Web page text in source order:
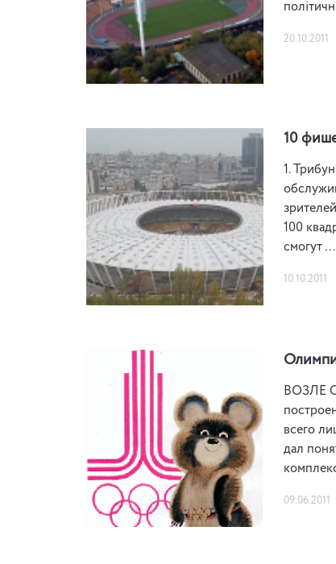
20.10.2011
10
1.
100
смогут …
10.10.2011
ВОЗЛЕ
всего
дал
09.06.2011